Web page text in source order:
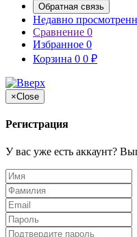
Обратная связь
Недавно
Сравнение 0
Избранное 0
Корзина 0 0 ₽
×Close
Регистрация
У вас уже есть аккаунт?